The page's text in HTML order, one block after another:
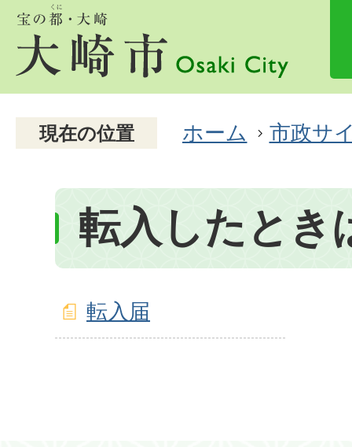
現在の位置 ホーム 市政サ
転入したとき
転入届